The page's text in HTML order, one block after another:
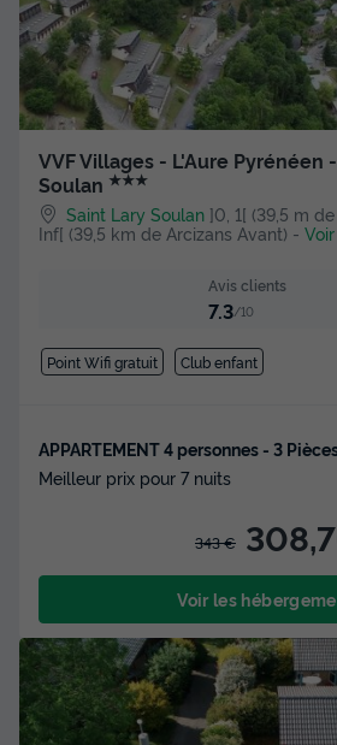
VVF Villages - L'Aure Pyrénéen
Soulan ★★★
Saint Lary Soulan ]0, 1[ (39,5 m
Inf[ (39,5 km de Arcizans Avant) -
Avis clients
7.3/10
Point Wifi gratuit Club enfant
APPARTEMENT 4 personnes - 3
Meilleur prix pour 7 nuits
343 €
Voir les